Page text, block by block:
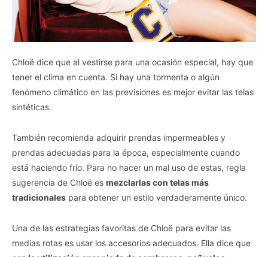
Chloë dice que al vestirse para una ocasión especial, hay que
tener el clima en cuenta. Si hay una tormenta o algún
fenómeno climático en las previsiones es mejor evitar las telas
sintéticas.
También recomienda adquirir prendas impermeables y
prendas adecuadas para la época, especialmente cuando
está haciendo frío. Para no hacer un mal uso de estas, regla
sugerencia de Chloë es mezclarlas con telas más
tradicionales para obtener un estilo verdaderamente único.
Una de las estrategias favoritas de Chloë para evitar las
medias rotas es usar los accesorios adecuados. Ella dice que